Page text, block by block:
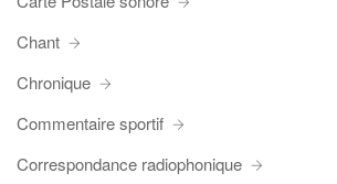
Chant
Chronique
Commentaire sportif
Correspondance radiophonique